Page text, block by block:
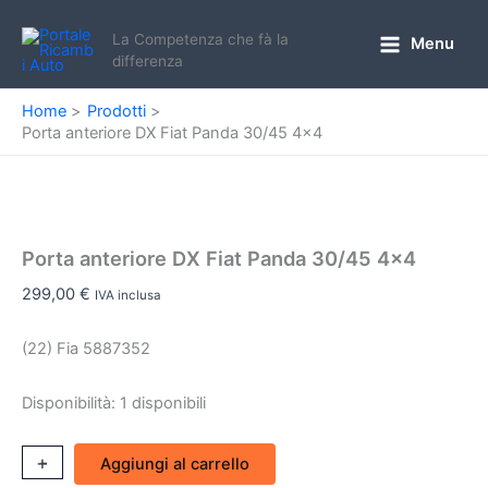
contenuto
La Competenza che fà la
differenza
Menu
Home
Prodotti
Porta anteriore DX Fiat Panda 30/45 4×4
Porta anteriore DX Fiat Panda 30/45 4×4
299,00 € IVA inclusa
(22) Fia 5887352
Disponibilità: 1 disponibili
-
Porta
anteriore
+ Aggiungi al carrello